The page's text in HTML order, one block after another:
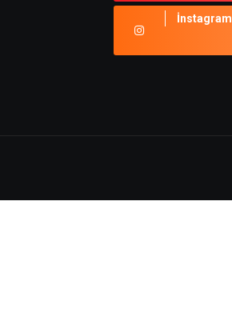
İnstagram